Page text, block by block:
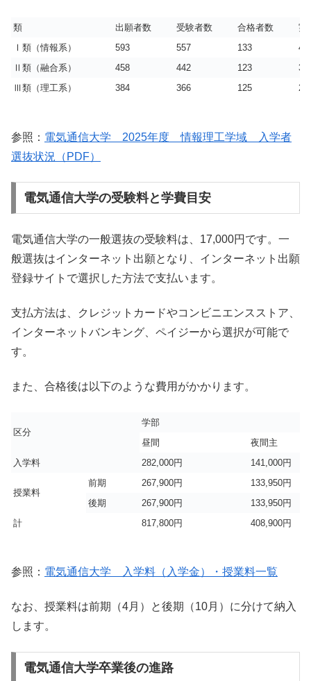
類 出願者数 受験者数 合格者数
実
Ⅰ 類（情報系） 593 557 133
4.2
Ⅱ類（融合系）
458 442 123
3.6
Ⅲ類（理工系）
384 366 125 2.9
参照： 電気通信大学 2025年度 情報理工学域 入学者
選抜状況（PDF）
電気通信大学の受験料と学費目安
電気通信大学の一般選抜の受験料は、17,000円です。一
般選抜はインターネット出願となり、インターネット出願
登録サイトで選択した方法で支払います。
支払方法は、クレジットカードやコンビニエンスストア、
インターネットバンキング、ペイジーから選択が可能で
す。
また、合格後は以下のような費用がかかります。
区分
学部
昼間
夜間主
入学料
282,000円 141,000円
授業料
前期 267,900円
133,950円
後期
267,900円
133,950円
計
817,800円 408,900円
参照： 電気通信大学 入学料（入学金）・授業料一覧
なお、授業料は前期（4月）と後期（10月）に分けて納入
します。
電気通信大学卒業後の進路